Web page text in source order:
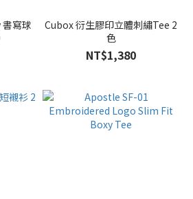
寫球
Cubox 衍生膠印立體刺繡Tee 2
色
NT$1,380